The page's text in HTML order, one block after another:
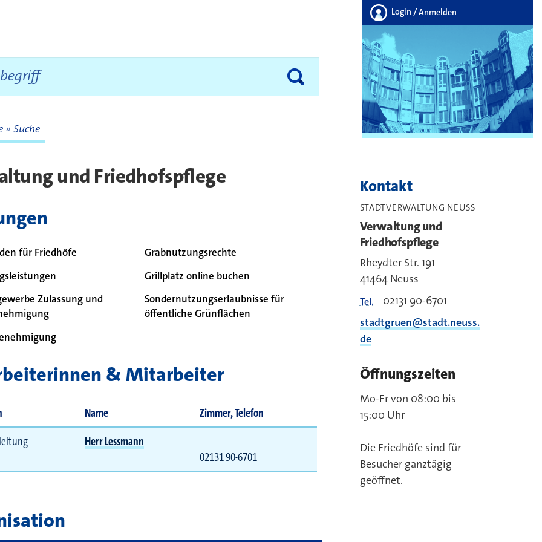
Login / Anmelden
Suche
und Friedhofspflege
für Friedhöfe
Zulassung und
Grabnutzungsrechte
Grillplatz online buchen
Sondernutzungserlaubnisse für
öffentliche Grünflächen
& Mitarbeiter
Name
Zimmer, Telefon
Herr Lessmann
02131 90-6701
Kontakt
STADTVERWALTUNG NEUSS
Verwaltung und
Friedhofspflege
Rheydter Str. 191
41464 Neuss
Tel.
02131 90-6701
stadtgruen@stadt.neuss.
de
Öffnungszeiten
Mo-Fr von 08:00 bis
15:00 Uhr
Die Friedhöfe sind für
Besucher ganztägig
geöffnet.